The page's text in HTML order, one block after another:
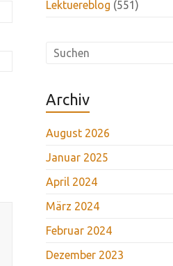
Lektuereblog (551)
Archiv
August 2026
Januar 2025
April 2024
März 2024
Februar 2024
Dezember 2023